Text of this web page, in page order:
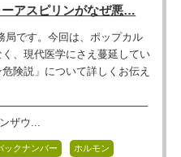
アスピリンがなぜ悪…
局です。今回は、ポップカル
、現代医学にさえ蔓延してい
険説」について詳しくお伝え
ザウ...
ックナンバー ホルモン